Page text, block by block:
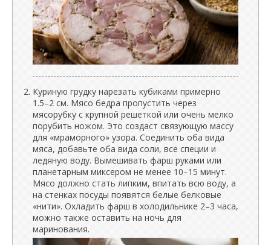
Куриную грудку нарезать кубиками примерно
1.5–2 см. Мясо бедра пропустить через
мясорубку с крупной решеткой или очень мелко
порубить ножом. Это создаст связующую массу
для «мраморного» узора. Соединить оба вида
мяса, добавьте оба вида соли, все специи и
ледяную воду. Вымешивать фарш руками или
планетарным миксером не менее 10–15 минут.
Мясо должно стать липким, впитать всю воду, а
на стенках посуды появятся белые белковые
«нити». Охладить фарш в холодильнике 2–3 часа,
можно также оставить на ночь для
маринования.